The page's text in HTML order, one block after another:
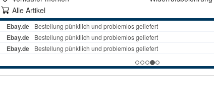
Alle Artikel